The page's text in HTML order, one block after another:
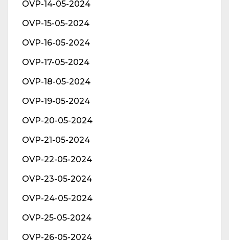
OVP-14-05-2024
OVP-15-05-2024
OVP-16-05-2024
OVP-17-05-2024
OVP-18-05-2024
OVP-19-05-2024
OVP-20-05-2024
OVP-21-05-2024
OVP-22-05-2024
OVP-23-05-2024
OVP-24-05-2024
OVP-25-05-2024
OVP-26-05-2024